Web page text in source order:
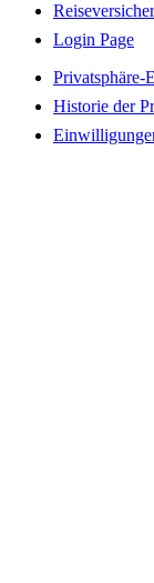
Login Page
Privatsphäre-
Historie der